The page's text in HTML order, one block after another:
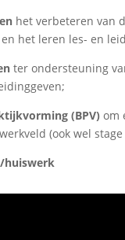
het verbeteren van
het leren les- en
ter ondersteuning
(BPV) om
(ook wel
huiswerk